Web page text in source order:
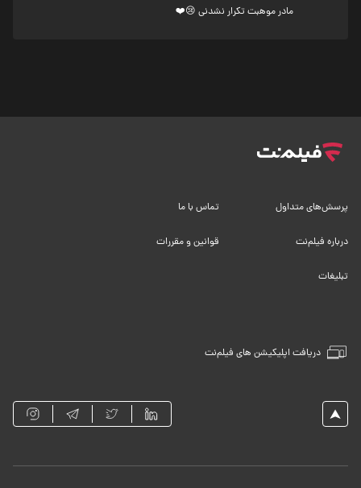
مادر موهبت تكرار نشدني 😢❤️
دریافت اپلیکیشن های فیلم‌نت
پرسش‌های متداول تماس با ما
درباره فیلم‌نت قوانین و مقررات
تبلیغات